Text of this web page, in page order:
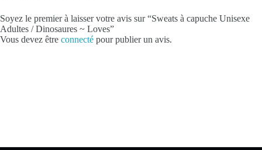
Soyez le premier à laisser votre avis sur “Sweats à capuche Unisexe
Adultes / Dinosaures ~ Loves”
Vous devez être connecté pour publier un avis.